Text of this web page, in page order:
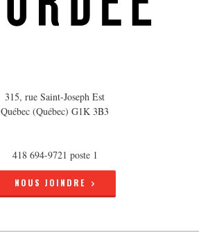
315, rue Saint-Joseph Est
Québec (Québec) G1K 3B3
418 694-9721 poste 1
NOUS JOINDRE